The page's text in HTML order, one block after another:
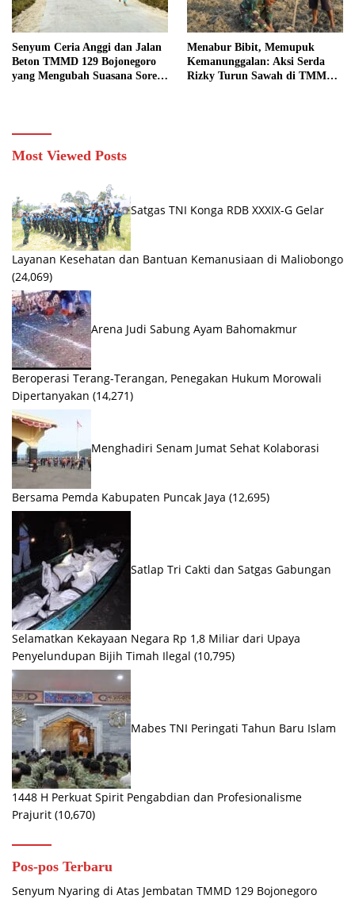
Senyum Ceria Anggi dan Jalan
Beton TMMD 129 Bojonegoro
yang Mengubah Suasana Sore
Menabur Bibit, Memupuk
Kemanunggalan: Aksi Serda
Rizky Turun Sawah di TMMD
Most Viewed Posts
Satgas TNI Konga RDB XXXIX-G Gelar
Layanan Kesehatan dan Bantuan Kemanusiaan di Maliobongo
(24,069)
Arena Judi Sabung Ayam Bahomakmur
Beroperasi Terang-Terangan, Penegakan Hukum Morowali
Dipertanyakan (14,271)
Menghadiri Senam Jumat Sehat Kolaborasi
Bersama Pemda Kabupaten Puncak Jaya (12,695)
Satlap Tri Cakti dan Satgas Gabungan
Selamatkan Kekayaan Negara Rp 1,8 Miliar dari Upaya
Penyelundupan Bijih Timah Ilegal (10,795)
Mabes TNI Peringati Tahun Baru Islam
1448 H Perkuat Spirit Pengabdian dan Profesionalisme
Prajurit (10,670)
Pos-pos Terbaru
Senyum Nyaring di Atas Jembatan TMMD 129 Bojonegoro